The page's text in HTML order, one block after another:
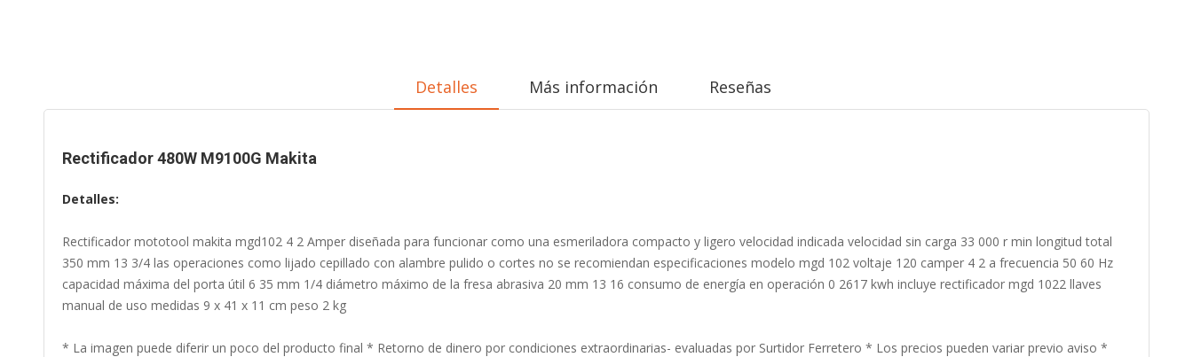
images
Detalles
Rectificador 480W M9100G Makita
Detalles:
Rectificador mototool makita mgd102 4 2 Amper diseñada para funcionar como una esmeriladora compacto y ligero velocidad indicada velocidad sin carga 33 000 r min longitud total
350 mm 13 3/4 las operaciones como lijado cepillado con alambre pulido o cortes no se recomiendan especificaciones modelo mgd 102 voltaje 120 camper 4 2 a frecuencia 50 60 Hz
capacidad máxima del porta útil 6 35 mm 1/4 diámetro máximo de la fresa abrasiva 20 mm 13 16 consumo de energía en operación 0 2617 kwh incluye rectificador mgd 1022 llaves
manual de uso medidas 9 x 41 x 11 cm peso 2 kg
* La imagen puede diferir un poco del producto final * Retorno de dinero por condiciones extraordinarias- evaluadas por Surtidor Ferretero * Los precios pueden variar previo aviso *
Más información Reseñas